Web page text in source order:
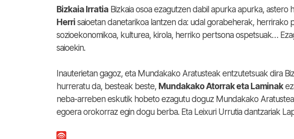
Bizkaia Irratia Bizkaia osoa ezagutzen dabil apurka apurka, astero
Herri saioetan danetarikoa lantzen da: udal gorabeherak, herrirako
sozioekonomikoa, kulturea, kirola, herriko pertsona ospetsuak…
saioekin.
Inauterietan gagoz, eta Mundakako Aratusteak entzutetsuak dira
hurreratu da, besteak beste, Mundakako Atorrak eta Laminak
neba-arreben eskutik hobeto ezagutu doguz Mundakako
egoera orokorraz egin dogu berba. Eta Leixuri Urrutia dantzariak